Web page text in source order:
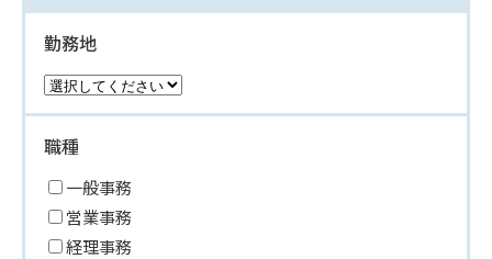
勤務地
職種
一般事務
営業事務
経理事務